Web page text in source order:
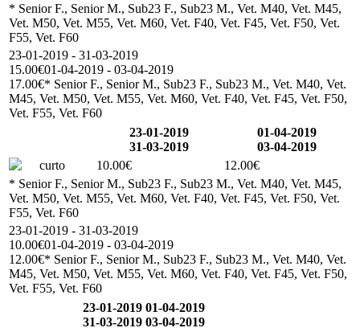
* Senior F., Senior M., Sub23 F., Sub23 M., Vet. M40, Vet. M45,
Vet. M50, Vet. M55, Vet. M60, Vet. F40, Vet. F45, Vet. F50, Vet.
F55, Vet. F60
23-01-2019 - 31-03-2019
15.00€01-04-2019 - 03-04-2019
17.00€* Senior F., Senior M., Sub23 F., Sub23 M., Vet. M40, Vet.
M45, Vet. M50, Vet. M55, Vet. M60, Vet. F40, Vet. F45, Vet. F50,
Vet. F55, Vet. F60
23-01-2019
31-03-2019
01-04-2019
03-04-2019
curto
10.00€
12.00€
* Senior F., Senior M., Sub23 F., Sub23 M., Vet. M40, Vet. M45,
Vet. M50, Vet. M55, Vet. M60, Vet. F40, Vet. F45, Vet. F50, Vet.
F55, Vet. F60
23-01-2019 - 31-03-2019
10.00€01-04-2019 - 03-04-2019
12.00€* Senior F., Senior M., Sub23 F., Sub23 M., Vet. M40, Vet.
M45, Vet. M50, Vet. M55, Vet. M60, Vet. F40, Vet. F45, Vet. F50,
Vet. F55, Vet. F60
23-01-2019
31-03-2019
01-04-2019
03-04-2019